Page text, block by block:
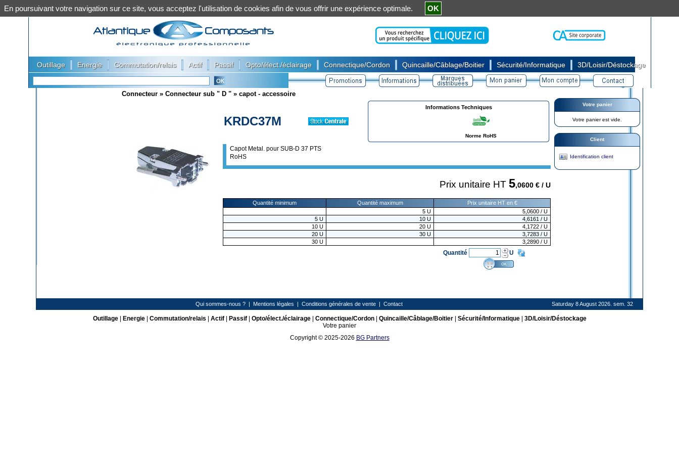
Outillage Energie Commutation/relais Actif Passif Opto/élect./éclairage Connectique/Cordon Quincaille/Câblage/Boitier Sécurité/Informatique 3D/Loisir/Déstockage
Connecteur » Connecteur sub " D " » capot - accessoire
KRDC37M
Informations Techniques
Norme RoHS
Capot Metal. pour SUB-D 37 PTS
RoHS
Prix unitaire HT 5,0600 € / U
Quantité minimum Quantité maximum
Prix unitaire HT en €
5 U 5,0600 / U
5 U 10 U 4,6161 / U
10 U 20 U 4,1722 / U
20 U 30 U 3,7283 / U
30 U 3,2890 / U
Quantité U
Votre panier
Votre panier est vide.
Client
Identification client
Qui sommes-nous ?| Mentions légales | Conditions générales de vente| Contact Saturday 8 August 2026. sem. 32
Outillage| Energie| Commutation/relais Actif| Passif| Opto/élect./éclairage| Connectique/Cordon| Quincaille/Câblage/Boitier| Sécurité/Informatique| 3D/Loisir/Déstockage
Votre panier
Copyright © 2025-2026 BG Partners
En poursuivant votre navigation sur ce site, vous acceptez l'utilisation de cookies afin de vous offrir une expérience optimale. OK